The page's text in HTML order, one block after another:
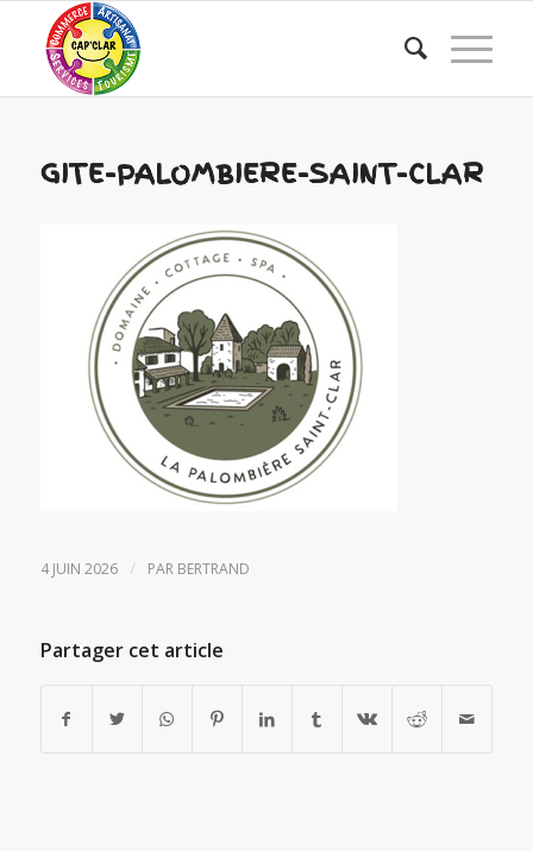
GITE-PALOMBIERE-SAINT-CLAR
4 JUIN 2026 / PAR BERTRAND
Partager cet article